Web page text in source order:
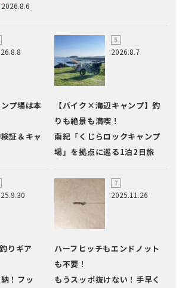
2026.8.6
プ場は本
証＆キャ
2026.8.7
【バイク×海辺キャンプ】釣
りも絶景も満喫！
南紀「くじらロックキャンプ
場」を拠点に巡る1泊2日旅
りギア
！フッ
2025.11.26
ハーフヒッチもエンドノット
も不要！
もうスッポ抜けない！手早く